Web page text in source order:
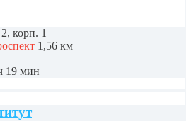
корп. 1
1,56 км
19 мин